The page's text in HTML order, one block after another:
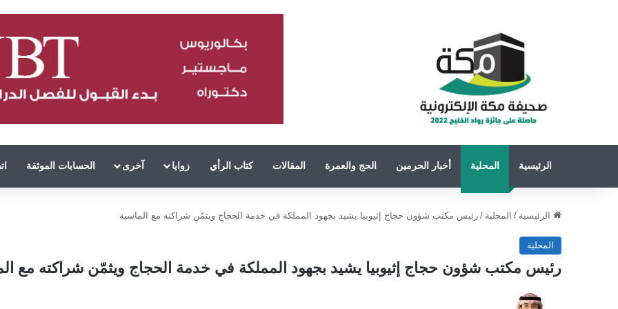
الرئيسية المحلية أخبار الحرمين الحج والعمرة المقالات كتاب الرأي زوايا آخرى الحسابات الموثقة
الرئيسية / المحلية / رئيس مكتب شؤون حجاج إثيوبيا يشيد بجهود المملكة في خدمة الحجاج ويثمّن شراكته مع الماسية
المحلية
رئيس مكتب شؤون حجاج إثيوبيا يشيد بجهود المملكة في خدمة الحجاج ويثمّن شراكته مع